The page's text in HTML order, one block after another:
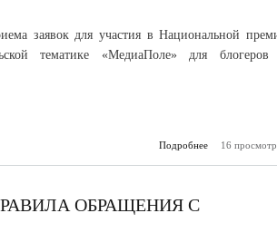
заявок для участия в Национальной
тематике «МедиаПоле» для
Подробнее
о
16
ОБРАЩЕНИЯ С